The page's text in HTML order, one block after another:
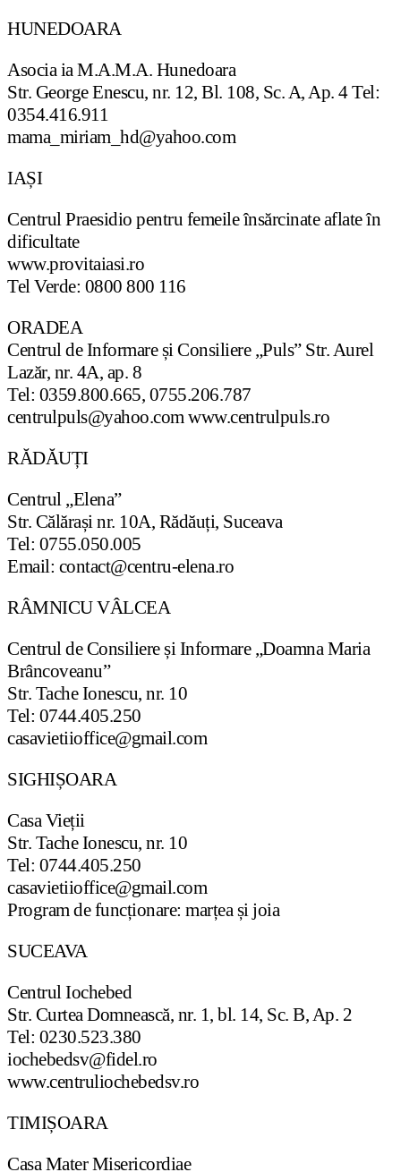
HUNEDOARA
Asocia ia M.A.M.A. Hunedoara
Str. George Enescu, nr. 12, Bl. 108, Sc. A, Ap. 4 Tel:
0354.416.911
mama_miriam_hd@yahoo.com
IAȘI
Centrul Praesidio pentru femeile însărcinate aflate în
dificultate
www.provitaiasi.ro
Tel Verde: 0800 800 116
ORADEA
Centrul de Informare și Consiliere „Puls” Str. Aurel
Lazăr, nr. 4A, ap. 8
Tel: 0359.800.665, 0755.206.787
centrulpuls@yahoo.com www.centrulpuls.ro
RĂDĂUȚI
Centrul „Elena”
Str. Călărași nr. 10A, Rădăuți, Suceava
Tel: 0755.050.005
Email: contact@centru-elena.ro
RÂMNICU VÂLCEA
Centrul de Consiliere și Informare „Doamna Maria
Brâncoveanu”
Str. Tache Ionescu, nr. 10
Tel: 0744.405.250
casavietiioffice@gmail.com
SIGHIȘOARA
Casa Vieții
Str. Tache Ionescu, nr. 10
Tel: 0744.405.250
casavietiioffice@gmail.com
Program de funcționare: marțea și joia
SUCEAVA
Centrul Iochebed
Str. Curtea Domnească, nr. 1, bl. 14, Sc. B, Ap. 2
Tel: 0230.523.380
iochebedsv@fidel.ro
www.centruliochebedsv.ro
TIMIȘOARA
Casa Mater Misericordiae